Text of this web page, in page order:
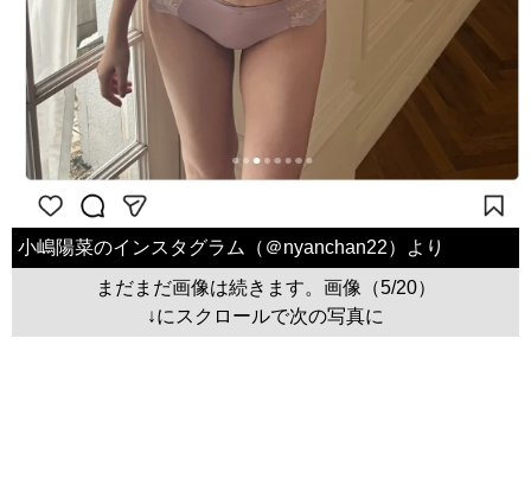
小嶋陽菜のインスタグラム（＠nyanchan22）より
まだまだ画像は続きます。画像（5/20）
↓にスクロールで次の写真に